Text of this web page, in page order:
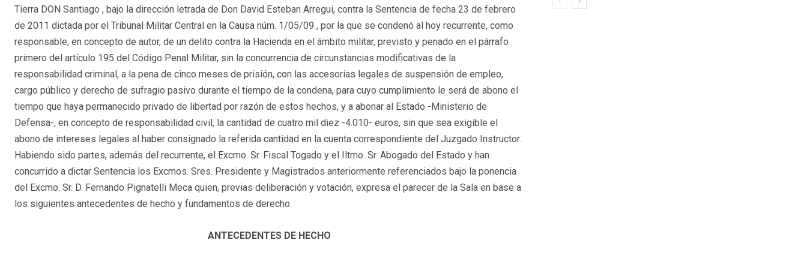
Tierra DON Santiago , bajo la dirección letrada de Don David Esteban Arregui, contra la Sentencia de fecha 23 de febrero
de 2011 dictada por el Tribunal Militar Central en la Causa núm. 1/05/09 , por la que se condenó al hoy recurrente, como
responsable, en concepto de autor, de un delito contra la Hacienda en el ámbito militar, previsto y penado en el párrafo
primero del artículo 195 del Código Penal Militar, sin la concurrencia de circunstancias modificativas de la
responsabilidad criminal, a la pena de cinco meses de prisión, con las accesorias legales de suspensión de empleo,
cargo público y derecho de sufragio pasivo durante el tiempo de la condena, para cuyo cumplimiento le será de abono el
tiempo que haya permanecido privado de libertad por razón de estos hechos, y a abonar al Estado -Ministerio de
Defensa-, en concepto de responsabilidad civil, la cantidad de cuatro mil diez -4.010- euros, sin que sea exigible el
abono de intereses legales al haber consignado la referida cantidad en la cuenta correspondiente del Juzgado Instructor.
Habiendo sido partes, además del recurrente, el Excmo. Sr. Fiscal Togado y el Iltmo. Sr. Abogado del Estado y han
concurrido a dictar Sentencia los Excmos. Sres. Presidente y Magistrados anteriormente referenciados bajo la ponencia
del Excmo. Sr. D. Fernando Pignatelli Meca quien, previas deliberación y votación, expresa el parecer de la Sala en base a
los siguientes antecedentes de hecho y fundamentos de derecho.
ANTECEDENTES DE HECHO